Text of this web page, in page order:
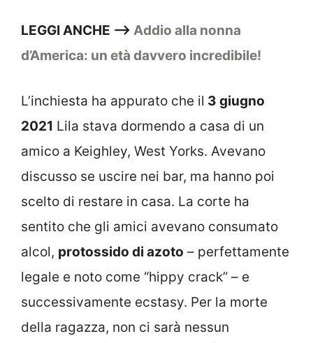
LEGGI ANCHE –> Addio alla nonna
d’America: un età davvero incredibile!
L’inchiesta ha appurato che il 3 giugno
2021 Lila stava dormendo a casa di un
amico a Keighley, West Yorks. Avevano
discusso se uscire nei bar, ma hanno poi
scelto di restare in casa. La corte ha
sentito che gli amici avevano consumato
alcol, protossido di azoto – perfettamente
legale e noto come “hippy crack” – e
successivamente ecstasy. Per la morte
della ragazza, non ci sarà nessun